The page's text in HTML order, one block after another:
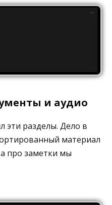
и аудио
эти разделы. Дело в
материал
про заметки мы